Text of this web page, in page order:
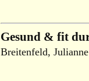
Gesund & fit
Breitenfeld, Julianne